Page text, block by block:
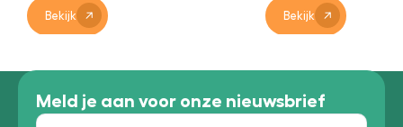
Bekijk Bekijk
Meld je aan voor onze nieuwsbrief